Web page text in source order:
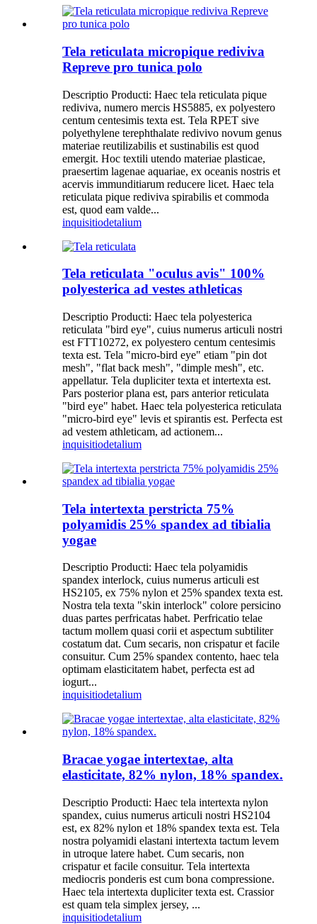
Tela reticulata micropique rediviva
Repreve pro tunica polo
Descriptio Producti: Haec tela reticulata pique
rediviva, numero mercis HS5885, ex polyestero
centum centesimis texta est. Tela RPET sive
polyethylene terephthalate redivivo novum genus
materiae reutilizabilis et sustinabilis est quod
emergit. Hoc textili utendo materiae plasticae,
praesertim lagenae aquariae, ex oceanis nostris et
acervis immunditiarum reducere licet. Haec tela
reticulata pique rediviva spirabilis et commoda
est, quod eam valde...
inquisitiodetalium
Tela reticulata "oculus avis" 100%
polyesterica ad vestes athleticas
Descriptio Producti: Haec tela polyesterica
reticulata "bird eye", cuius numerus articuli nostri
est FTT10272, ex polyestero centum centesimis
texta est. Tela "micro-bird eye" etiam "pin dot
mesh", "flat back mesh", "dimple mesh", etc.
appellatur. Tela dupliciter texta et intertexta est.
Pars posterior plana est, pars anterior reticulata
"bird eye" habet. Haec tela polyesterica reticulata
"micro-bird eye" levis et spirantis est. Perfecta est
ad vestem athleticam, ad actionem...
inquisitiodetalium
Tela intertexta perstricta 75%
polyamidis 25% spandex ad tibialia
yogae
Descriptio Producti: Haec tela polyamidis
spandex interlock, cuius numerus articuli est
HS2105, ex 75% nylon et 25% spandex texta est.
Nostra tela texta "skin interlock" colore persicino
duas partes perfricatas habet. Perfricatio telae
tactum mollem quasi corii et aspectum subtiliter
costatum dat. Cum secaris, non crispatur et facile
consuitur. Cum 25% spandex contento, haec tela
optimam elasticitatem habet, perfecta est ad
iogurt...
inquisitiodetalium
Bracae yogae intertextae, alta
elasticitate, 82% nylon, 18% spandex.
Descriptio Producti: Haec tela intertexta nylon
spandex, cuius numerus articuli nostri HS2104
est, ex 82% nylon et 18% spandex texta est. Tela
nostra polyamidi elastani intertexta tactum levem
in utroque latere habet. Cum secaris, non
crispatur et facile consuitur. Tela intertexta
mediocris ponderis est cum bona compressione.
Haec tela intertexta dupliciter texta est. Crassior
est quam tela simplex jersey, ...
inquisitiodetalium